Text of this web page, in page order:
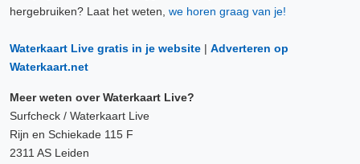
hergebruiken? Laat het weten, we horen graag van je!
Waterkaart Live gratis in je website | Adverteren op
Waterkaart.net
Meer weten over Waterkaart Live?
Surfcheck / Waterkaart Live
Rijn en Schiekade 115 F
2311 AS Leiden